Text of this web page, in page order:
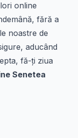
online
fără a
noastre de
aducând
fă-ți ziua
Senetea